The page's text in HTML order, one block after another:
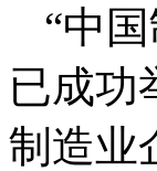
“中
已成功
制造业